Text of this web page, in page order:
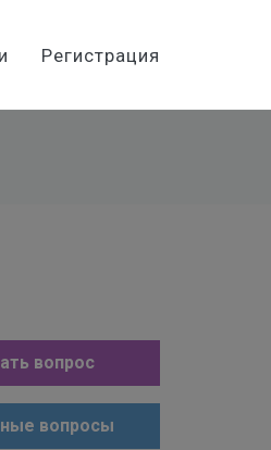
Регистрация
вопрос
вопросы